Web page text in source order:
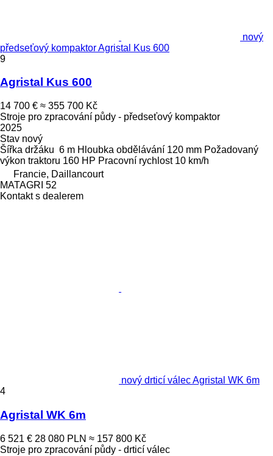
nový
předseťový kompaktor Agristal Kus 600
9
Agristal Kus 600
14 700 € ≈ 355 700 Kč
Stroje pro zpracování půdy - předseťový kompaktor
2025
Stav nový
Šířka držáku 6 m Hloubka obdělávání 120 mm Požadovaný
výkon traktoru 160 HP Pracovní rychlost 10 km/h
Francie, Daillancourt
MATAGRI 52
Kontakt s dealerem
nový drticí válec Agristal WK 6m
4
Agristal WK 6m
6 521 € 28 080 PLN ≈ 157 800 Kč
Stroje pro zpracování půdy - drticí válec